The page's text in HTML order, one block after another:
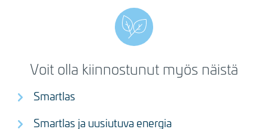
Voit olla kiinnostunut myös näistä
Smartlas
Smartlas ja uusiutuva energia